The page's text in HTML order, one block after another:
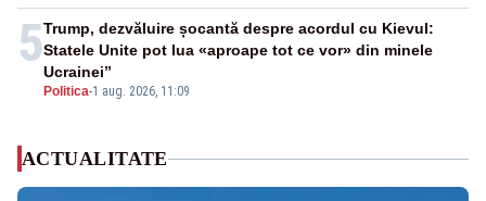
5
Politica-1 aug. 2026, 11:09
Trump, dezvăluire șocantă despre acordul cu Kievul:
Statele Unite pot lua «aproape tot ce vor» din minele
Ucrainei”
ACTUALITATE